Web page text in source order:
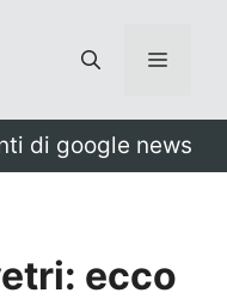
Menu
di google news
ecco